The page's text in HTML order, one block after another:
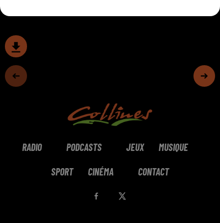
RADIO PODCASTS JEUX MUSIQUE
SPORT CINÉMA CONTACT